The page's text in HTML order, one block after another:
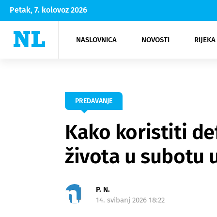
Petak, 7. kolovoz 2026
NASLOVNICA NOVOSTI
Rijeka Opatija
NK
Moda
Kultura
PREDAVANJE
Kako koristiti
života u subotu
P. N.
14. svibanj 2026 18:22